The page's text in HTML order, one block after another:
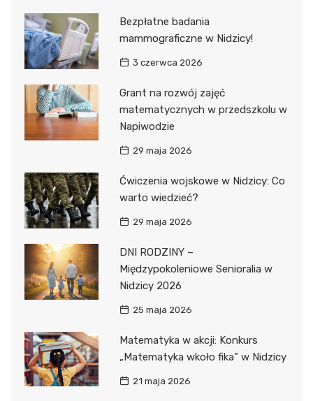
Bezpłatne badania
mammograficzne w Nidzicy!
3 czerwca 2026
Grant na rozwój zajęć
matematycznych w przedszkolu w
Napiwodzie
29 maja 2026
Ćwiczenia wojskowe w Nidzicy: Co
warto wiedzieć?
29 maja 2026
DNI RODZINY –
Międzypokoleniowe Senioralia w
Nidzicy 2026
25 maja 2026
Matematyka w akcji: Konkurs
„Matematyka wkoło fika” w Nidzicy
21 maja 2026